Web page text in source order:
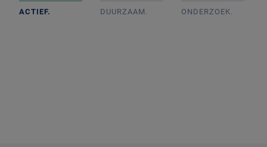
ACTIEF. DUURZAAM. ONDERZOEK.